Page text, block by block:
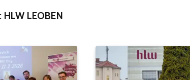
HLW LEOBEN